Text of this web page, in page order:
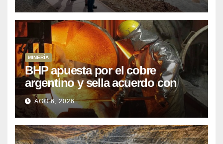
MINERÍA
BHP apuesta por el cobre
argentino y sella acuerdo con
Kobrea para siete proyecto
AGO 6, 2026